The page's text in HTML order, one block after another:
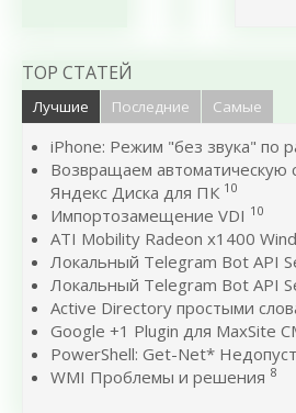
TOP СТАТЕЙ
Лучшие Последние Самые
iPhone: Режим "без звука" по
Возвращаем автоматическую
Яндекс Диска для ПК 10
Импортозамещение VDI 10
ATI Mobility Radeon x1400
Локальный Telegram Bot API
Локальный Telegram Bot API
Active Directory простыми
Google +1 Plugin для MaxSite
PowerShell: Get-Net*
WMI Проблемы и решения 8